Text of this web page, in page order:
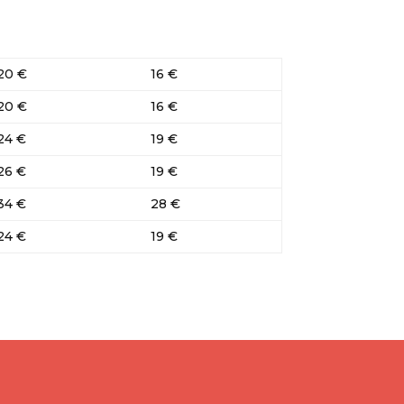
€
16 €
€
16 €
€
19 €
€
19 €
€
28 €
€ 19 €